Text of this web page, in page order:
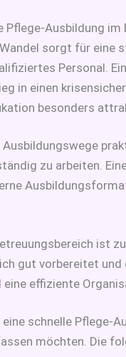
Pflege-Ausbildung
sorgt für eine
Personal.
in einen
besonders
zu arbeiten.
ist
gut vorbereitet
eine effiziente
schnelle Pflege-
möchten. Die